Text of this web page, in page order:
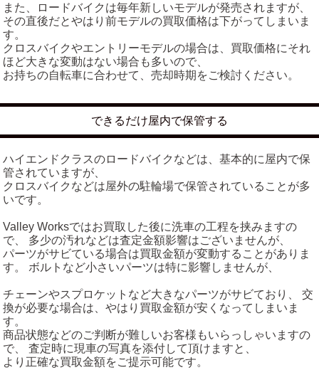
また、ロードバイクは毎年新しいモデルが発売されますが、
その直後だとやはり前モデルの買取価格は下がってしまいま
す。
クロスバイクやエントリーモデルの場合は、買取価格にそれ
ほど大きな変動はない場合も多いので、
お持ちの自転車に合わせて、売却時期をご検討ください。
できるだけ屋内で保管する
ハイエンドクラスのロードバイクなどは、基本的に屋内で保
管されていますが、
クロスバイクなどは屋外の駐輪場で保管されていることが多
いです。
Valley Worksではお買取した後に洗車の工程を挟みますの
で、 多少の汚れなどは査定金額影響はございませんが、
パーツがサビている場合は買取金額が変動することがありま
す。 ボルトなど小さいパーツは特に影響しませんが、
チェーンやスプロケットなど大きなパーツがサビており、 交
換が必要な場合は、やはり買取金額が安くなってしまいま
す。
商品状態などのご判断が難しいお客様もいらっしゃいますの
で、 査定時に現車の写真を添付して頂けますと、
より正確な買取金額をご提示可能です。